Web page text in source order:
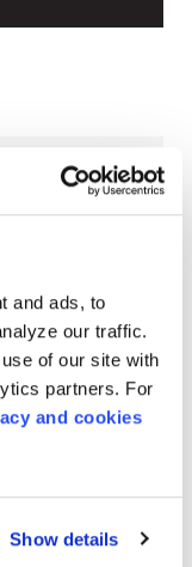
and ads, to
our traffic.
of our site with
partners. For
and cookies
Show details